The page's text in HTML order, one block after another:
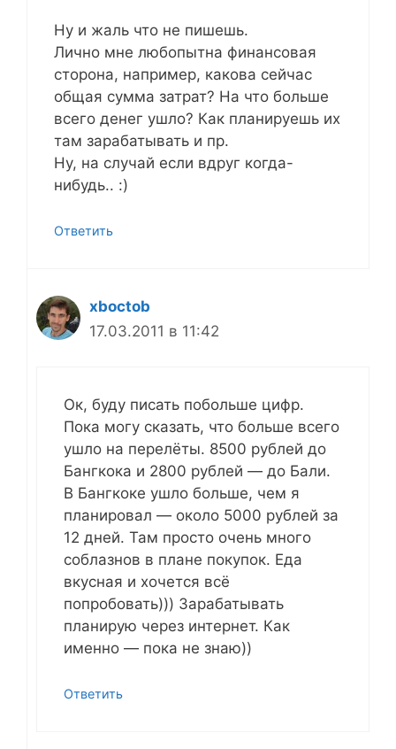
Ну и жаль что не пишешь.
Лично мне любопытна финансовая
сторона, например, какова сейчас
общая сумма затрат? На что больше
всего денег ушло? Как планируешь их
там зарабатывать и пр.
Ну, на случай если вдруг когда-
нибудь.. :)
Ответить
xboctob
17.03.2011 в 11:42
Ок, буду писать побольше цифр.
Пока могу сказать, что больше всего
ушло на перелёты. 8500 рублей до
Бангкока и 2800 рублей — до Бали.
В Бангкоке ушло больше, чем я
планировал — около 5000 рублей за
12 дней. Там просто очень много
соблазнов в плане покупок. Еда
вкусная и хочется всё
попробовать))) Зарабатывать
планирую через интернет. Как
именно — пока не знаю))
Ответить